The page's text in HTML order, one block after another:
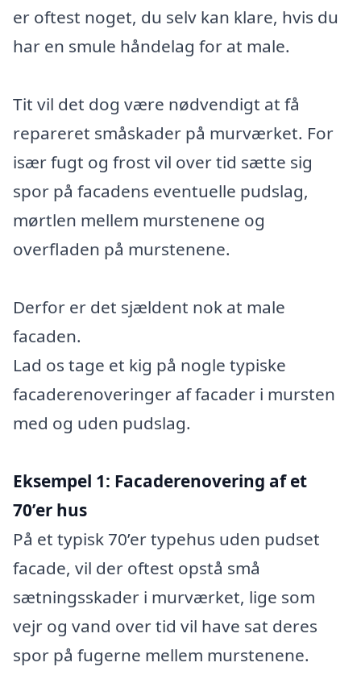
er oftest noget, du selv kan klare, hvis du
har en smule håndelag for at male.
Tit vil det dog være nødvendigt at få
repareret småskader på murværket. For
især fugt og frost vil over tid sætte sig
spor på facadens eventuelle pudslag,
mørtlen mellem murstenene og
overfladen på murstenene.
Derfor er det sjældent nok at male
facaden.
Lad os tage et kig på nogle typiske
facaderenoveringer af facader i mursten
med og uden pudslag.
Eksempel 1: Facaderenovering af et
70’er hus
På et typisk 70’er typehus uden pudset
facade, vil der oftest opstå små
sætningsskader i murværket, lige som
vejr og vand over tid vil have sat deres
spor på fugerne mellem murstenene.